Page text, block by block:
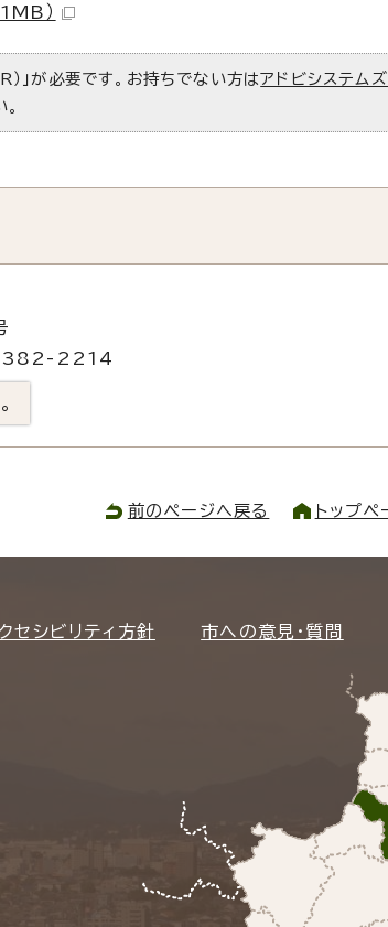
）
」が必要です。お持ちでない方はアドビシステム
382-2214
前のページへ戻る トップ
セシビリティ方針 市への意見・質問